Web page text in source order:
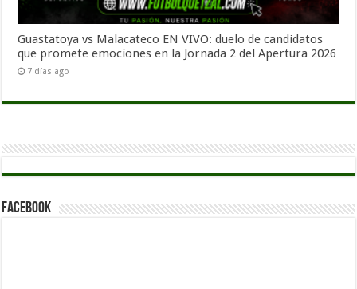
Guastatoya vs Malacateco EN VIVO: duelo de candidatos
que promete emociones en la Jornada 2 del Apertura 2026
7 días ago
Facebook